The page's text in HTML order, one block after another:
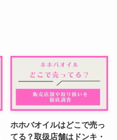
ホホバオイルはどこで売っ
てる？取扱店舗はドンキ・